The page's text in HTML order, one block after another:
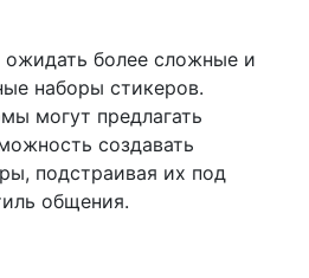
более сложные и
наборы стикеров.
могут предлагать
создавать
подстраивая их под
общения.